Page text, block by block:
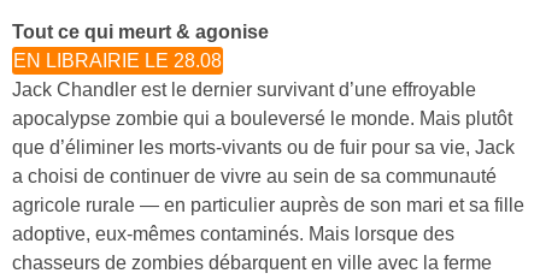
Tout ce qui meurt & agonise
EN LIBRAIRIE LE 28.08
Jack Chandler est le dernier survivant d’une effroyable
apocalypse zombie qui a bouleversé le monde. Mais plutôt
que d’éliminer les morts-vivants ou de fuir pour sa vie, Jack
a choisi de continuer de vivre au sein de sa communauté
agricole rurale — en particulier auprès de son mari et sa fille
adoptive, eux-mêmes contaminés. Mais lorsque des
chasseurs de zombies débarquent en ville avec la ferme